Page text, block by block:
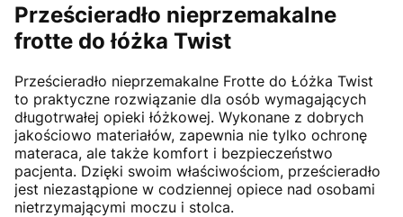
Prześcieradło nieprzemakalne
frotte do łóżka Twist
Prześcieradło nieprzemakalne Frotte do Łóżka Twist
to praktyczne rozwiązanie dla osób wymagających
długotrwałej opieki łóżkowej. Wykonane z dobrych
jakościowo materiałów, zapewnia nie tylko ochronę
materaca, ale także komfort i bezpieczeństwo
pacjenta. Dzięki swoim właściwościom, prześcieradło
jest niezastąpione w codziennej opiece nad osobami
nietrzymającymi moczu i stolca.